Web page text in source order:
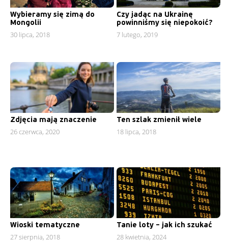
Wybieramy się zimą do
Mongolii
30 lipca, 2018
Czy jadąc na Ukrainę
powinniśmy się niepokoić?
7 lutego, 2019
Zdjęcia mają znaczenie
26 czerwca, 2020
Ten szlak zmienił wiele
18 lipca, 2018
Wioski tematyczne
27 sierpnia, 2018
Tanie loty – jak ich szukać
28 kwietnia, 2024